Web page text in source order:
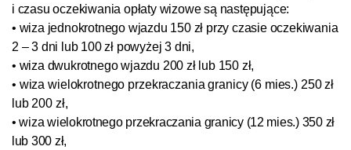
i cza­su ocze­ki­wa­nia opła­ty wi­zo­we są na­stę­pu­ją­ce:
• wi­za jed­no­krot­ne­go wjaz­du 150 zł przy cza­sie ocze­ki­wa­nia
2 – 3 dni lub 100 zł po­wy­żej 3 dni,
• wi­za dwu­krot­ne­go wjaz­du 200 zł lub 150 zł,
• wi­za wie­lo­krot­ne­go prze­kra­cza­nia gra­ni­cy (6 mies.) 250 zł
lub 200 zł,
• wi­za wie­lo­krot­ne­go prze­kra­cza­nia gra­ni­cy (12 mies.) 350 zł
lub 300 zł,